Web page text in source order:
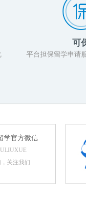
可
平台担保留学申请
学官方微信
关注我们